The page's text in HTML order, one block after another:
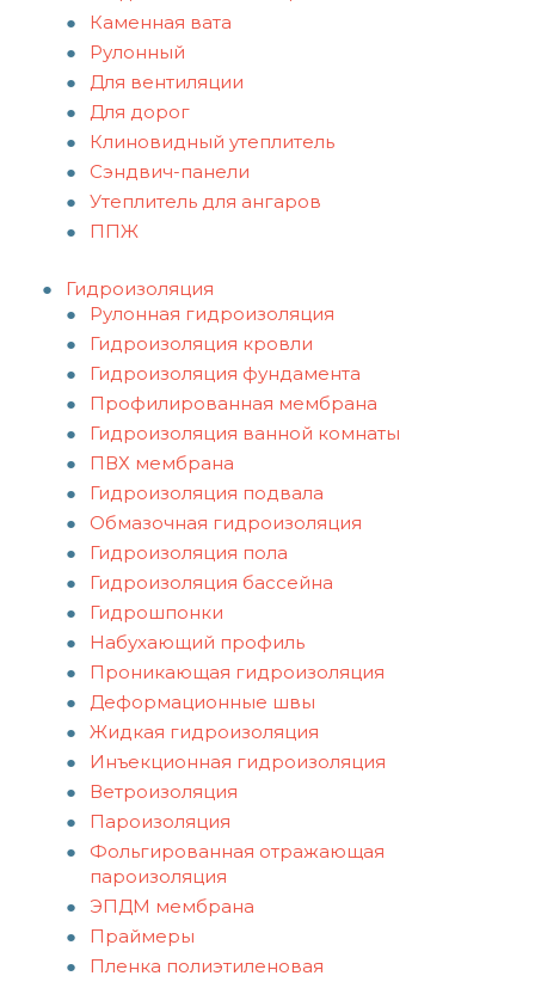
Каменная вата
Рулонный
Для вентиляции
Для дорог
Клиновидный утеплитель
Сэндвич-панели
Утеплитель для ангаров
ППЖ
Гидроизоляция
Рулонная гидроизоляция
Гидроизоляция кровли
Гидроизоляция фундамента
Профилированная мембрана
Гидроизоляция ванной комнаты
ПВХ мембрана
Гидроизоляция подвала
Обмазочная гидроизоляция
Гидроизоляция пола
Гидроизоляция бассейна
Гидрошпонки
Набухающий профиль
Проникающая гидроизоляция
Деформационные швы
Жидкая гидроизоляция
Инъекционная гидроизоляция
Ветроизоляция
Пароизоляция
Фольгированная отражающая
пароизоляция
ЭПДМ мембрана
Праймеры
Пленка полиэтиленовая